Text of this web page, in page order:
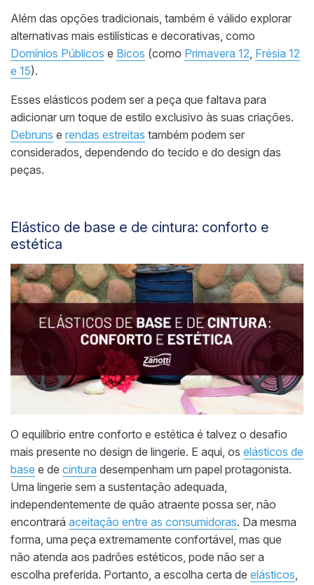
Além das opções tradicionais, também é válido explorar
alternativas mais estilísticas e decorativas, como
Domínios Públicos e Bicos (como Primavera 12 Frésia 12
e 15).
Esses elásticos podem ser a peça que faltava para
adicionar um toque de estilo exclusivo às suas criações.
Debruns e rendas estreitas também podem ser
considerados, dependendo do tecido e do design das
peças.
Elástico de base e de cintura: conforto e
estética
O equilíbrio entre conforto e estética é talvez o desafio
mais presente no design de lingerie. E aqui, os elásticos de
base e de cintura desempenham um papel protagonista.
Uma lingerie sem a sustentação adequada,
independentemente de quão atraente possa ser, não
encontrará aceitação entre as consumidoras. Da mesma
forma, uma peça extremamente confortável, mas que
não atenda aos padrões estéticos, pode não ser a
escolha preferida. Portanto, a escolha certa de elásticos,